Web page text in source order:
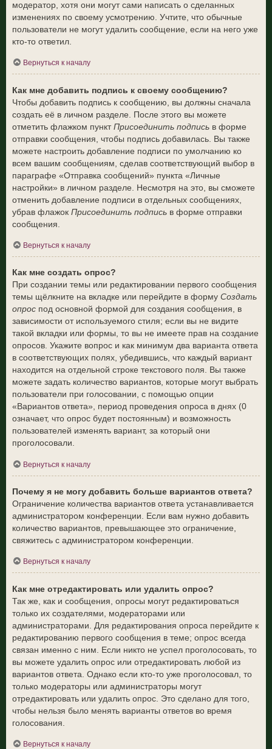
модератор, хотя они могут сами написать о сделанных
изменениях по своему усмотрению. Учтите, что обычные
пользователи не могут удалить сообщение, если на него уже
кто-то ответил.
Вернуться к началу
Как мне добавить подпись к своему сообщению?
Чтобы добавить подпись к сообщению, вы должны сначала
создать её в личном разделе. После этого вы можете
отметить флажком пунктПрисоединить подпись в форме
отправки сообщения, чтобы подпись добавилась. Вы также
можете настроить добавление подписи по умолчанию ко
всем вашим сообщениям, сделав соответствующий выбор в
параграфе «Отправка сообщений» пункта «Личные
настройки» в личном разделе. Несмотря на это, вы сможете
отменить добавление подписи в отдельных сообщениях,
убрав флажок Присоединить подпись в форме отправки
сообщения.
Вернуться к началу
Как мне создать опрос?
При создании темы или редактировании первого сообщения
темы щёлкните на вкладке или перейдите в форму Создать
опрос под основной формой для создания сообщения, в
зависимости от используемого стиля; если вы не видите
такой вкладки или формы, то вы не имеете прав на создание
опросов. Укажите вопрос и как минимум два варианта ответа
в соответствующих полях, убедившись, что каждый вариант
находится на отдельной строке текстового поля. Вы также
можете задать количество вариантов, которые могут выбрать
пользователи при голосовании, с помощью опции
«Вариантов ответа», период проведения опроса в днях (0
означает, что опрос будет постоянным) и возможность
пользователей изменять вариант, за который они
проголосовали.
Вернуться к началу
Почему я не могу добавить больше вариантов ответа?
Ограничение количества вариантов ответа устанавливается
администратором конференции. Если вам нужно добавить
количество вариантов, превышающее это ограничение,
свяжитесь с администратором конференции.
Вернуться к началу
Как мне отредактировать или удалить опрос?
Так же, как и сообщения, опросы могут редактироваться
только их создателями, модераторами или
администраторами. Для редактирования опроса перейдите к
редактированию первого сообщения в теме; опрос всегда
связан именно с ним. Если никто не успел проголосовать, то
вы можете удалить опрос или отредактировать любой из
вариантов ответа. Однако если кто-то уже проголосовал, то
только модераторы или администраторы могут
отредактировать или удалить опрос. Это сделано для того,
чтобы нельзя было менять варианты ответов во время
голосования.
Вернуться к началу